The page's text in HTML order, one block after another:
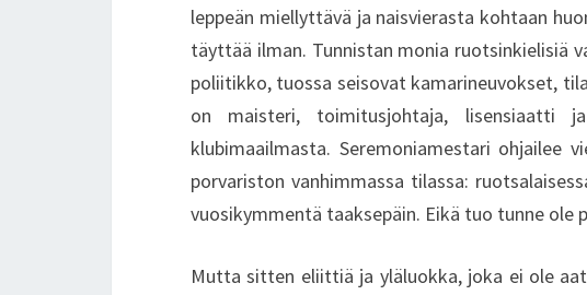
leppeän miellyttävä ja naisvierasta kohtaan
täyttää ilman. Tunnistan monia ruotsinkielisiä
poliitikko, tuossa seisovat kamarineuvokset,
on maisteri, toimitusjohtaja, lisensiaatti
klubimaailmasta. Seremoniamestari ohjailee
porvariston vanhimmassa tilassa:
vuosikymmentä taaksepäin. Eikä tuo tunne
Mutta sitten eliittiä ja yläluokka, joka ei ole